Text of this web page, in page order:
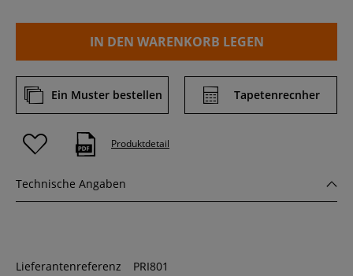
IN DEN WARENKORB LEGEN
Ein Muster bestellen Tapetenrecnher
Produktdetail
Technische Angaben
Lieferantenreferenz PRI801